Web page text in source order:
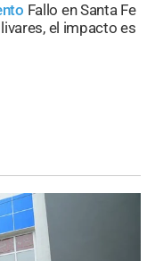
Fallo en Santa Fe
el impacto es